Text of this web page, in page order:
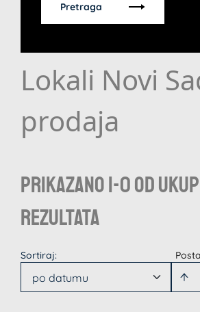
Pretraga
Lokali Novi
prodaja
Prikazano 1-0 od
rezultata
Sortiraj:
po datumu